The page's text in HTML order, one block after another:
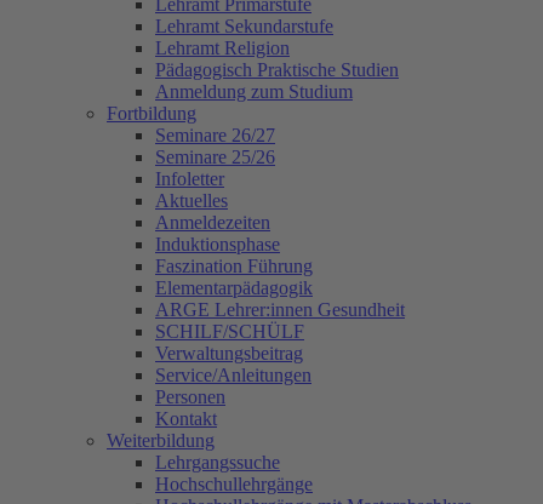
Lehramt Primarstufe
Lehramt Sekundarstufe
Lehramt Religion
Pädagogisch Praktische Studien
Anmeldung zum Studium
Fortbildung
Seminare 26/27
Seminare 25/26
Infoletter
Aktuelles
Anmeldezeiten
Induktionsphase
Faszination Führung
Elementarpädagogik
ARGE Lehrer:innen Gesundheit
SCHILF/SCHÜLF
Verwaltungsbeitrag
Service/Anleitungen
Personen
Kontakt
Weiterbildung
Lehrgangssuche
Hochschullehrgänge